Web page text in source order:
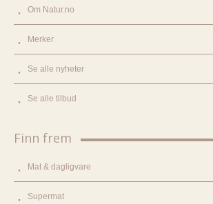
Om Natur.no
Merker
Se alle nyheter
Se alle tilbud
Finn frem
Mat & dagligvare
Supermat